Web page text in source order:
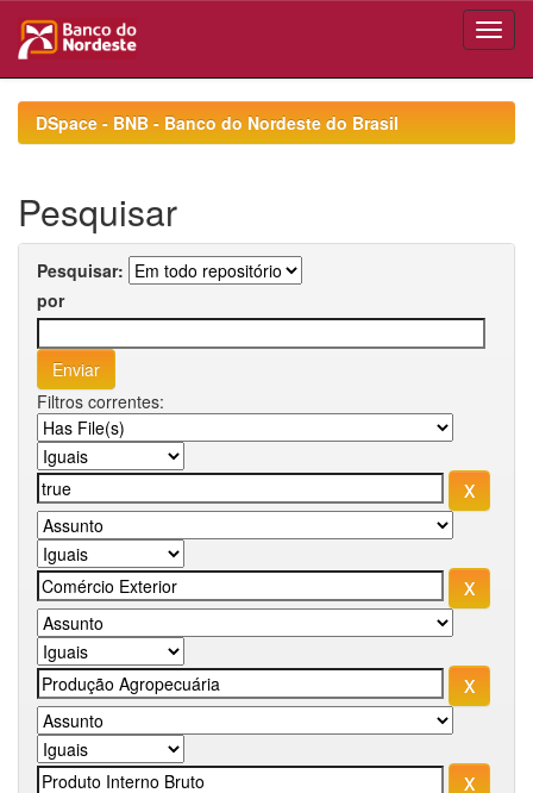
navigationDSpace - BNB - Banco do Nordeste do Brasil
Pesquisar
Pesquisar:
por
Filtros correntes: